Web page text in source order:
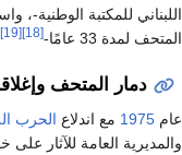
اللبناني للمكتبة
المتحف لمدة 33 عامًا-
[18]
[19]
دمار المتحف
عام 1975 مع اندلاع الحرب
والمديرية العامة للآثار